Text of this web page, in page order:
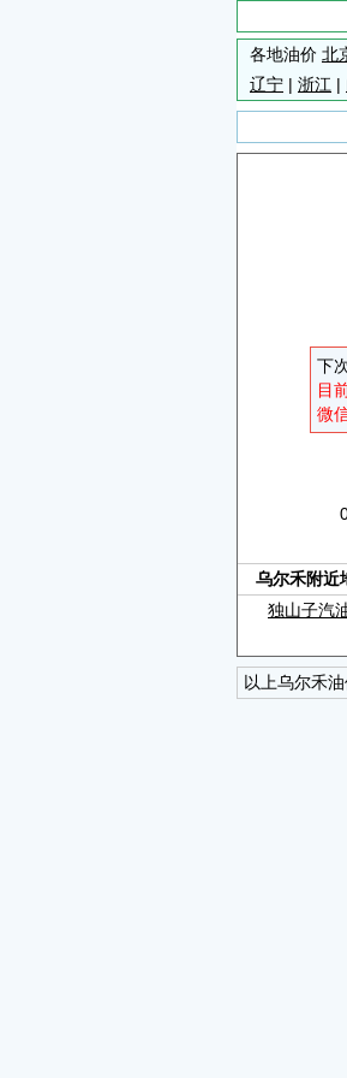
各地油价 北
辽宁 | 浙江 |
下
目
微
乌尔禾附近
独山子汽
以上乌尔禾